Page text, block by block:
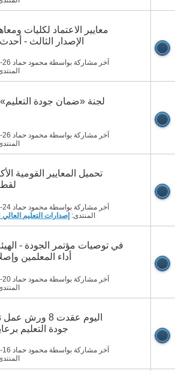
معايير الاعتماد لكليات
الإصدار الثالث -
آخر مشاركة بواسطة محمود حماد 26-04-2016
لجنة «ضمان جودة
آخر مشاركة بواسطة محمود حماد 26-04-2016
تحميل المعايير القومية
آخر مشاركة بواسطة محمود حماد 24-04-2016
المنتدى: إصدارات التعليم
في توصيات مؤتمر الجودة -
أداء المعلمين
آخر مشاركة بواسطة محمود حماد 20-04-2016
اليوم عقدت 8
جودة التعليم
آخر مشاركة بواسطة محمود حماد 16-04-2016